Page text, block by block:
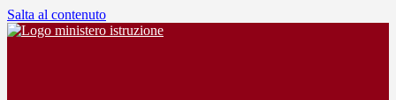
Salta al contenuto